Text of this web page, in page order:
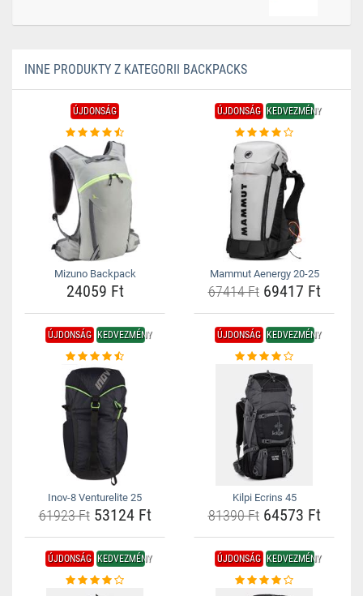
INNE PRODUKTY Z KATEGORII BACKPACKS
ÚJDONSÁG
Mizuno Backpack
24059 Ft
ÚJDONSÁG KEDVEZMÉNY
Mammut Aenergy 20-25
67414 Ft69417 Ft
ÚJDONSÁG KEDVEZMÉNY
Inov-8 Venturelite 25
61923 Ft53124 Ft
ÚJDONSÁG KEDVEZMÉNY
Kilpi Ecrins 45
81390 Ft64573 Ft
ÚJDONSÁG KEDVEZMÉNY ÚJDONSÁG KEDVEZMÉNY